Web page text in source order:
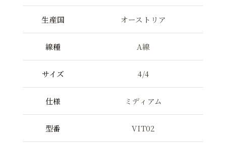
生産国 オーストリア
線種 A線
サイズ 4/4
仕様 ミディアム
型番 VIT02